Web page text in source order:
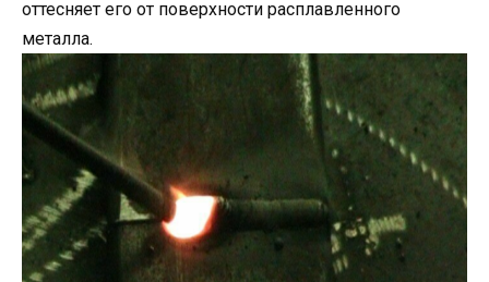
оттесняет его от поверхности расплавленного
металла.